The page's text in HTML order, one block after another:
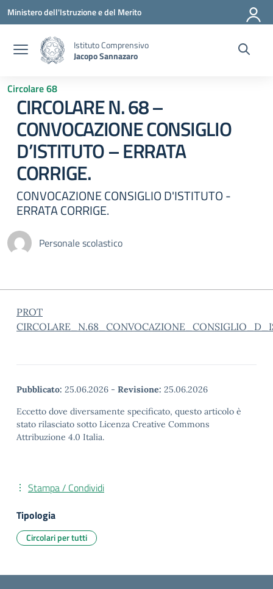
Vai ai contenuti
Vai al menu di navigazione
Vai al footer
Ministero dell'Istruzione e del Merito
Istituto Comprensivo
Jacopo Sannazaro
Circolare 68
CIRCOLARE N. 68 –
CONVOCAZIONE CONSIGLIO
D’ISTITUTO – ERRATA
CORRIGE.
CONVOCAZIONE CONSIGLIO D'ISTITUTO -
ERRATA CORRIGE.
Personale scolastico
PROT
Pubblicato: 25.06.2026 - Revisione: 25.06.2026
Eccetto dove diversamente specificato, questo articolo è
stato rilasciato sotto Licenza Creative Commons
Attribuzione 4.0 Italia.
Stampa / Condividi
Tipologia
Circolari per tutti